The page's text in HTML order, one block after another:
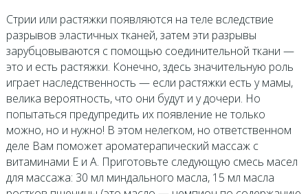
Стрии или растяжки появляются на теле вследствие
разрывов эластичных тканей, затем эти разрывы
зарубцовываются с помощью соединительной ткани —
это и есть растяжки. Конечно, здесь значительную роль
играет наследственность — если растяжки есть у мамы,
велика вероятность, что они будут и у дочери. Но
попытаться предупредить их появление не только
можно, но и нужно! В этом нелегком, но ответственном
деле Вам поможет ароматерапический массаж с
витаминами Е и А. Приготовьте следующую смесь масел
для массажа: 30 мл миндального масла, 15 мл масла